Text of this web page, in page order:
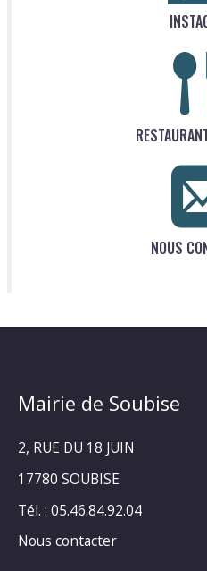
NOUS
Mairie de Soubise
2, RUE DU 18 JUIN
17780 SOUBISE
Tél. : 05.46.84.92.04
Nous contacter